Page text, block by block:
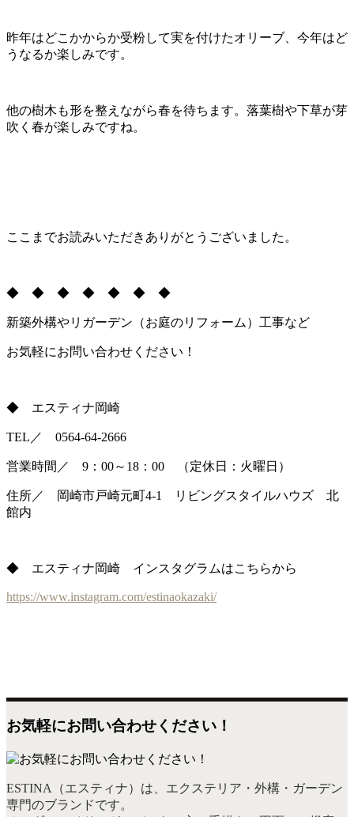
昨年はどこかからか受粉して実を付けたオリーブ、今年はど
うなるか楽しみです。
他の樹木も形を整えながら春を待ちます。落葉樹や下草が芽
吹く春が楽しみですね。
ここまでお読みいただきありがとうございました。
◆ ◆ ◆ ◆ ◆ ◆ ◆
新築外構やリガーデン（お庭のリフォーム）工事など
お気軽にお問い合わせください！
◆ エスティナ岡崎
TEL／ 0564-64-2666
営業時間／ 9：00～18：00 （定休日：火曜日）
住所／ 岡崎市戸崎元町4-1 リビングスタイルハウズ 北
館内
◆ エスティナ岡崎 インスタグラムはこちらから
https://www.instagram.com/estinaokazaki/
お気軽にお問い合わせください！
ESTINA（エスティナ）は、エクステリア・外構・ガーデン
専門のブランドです。